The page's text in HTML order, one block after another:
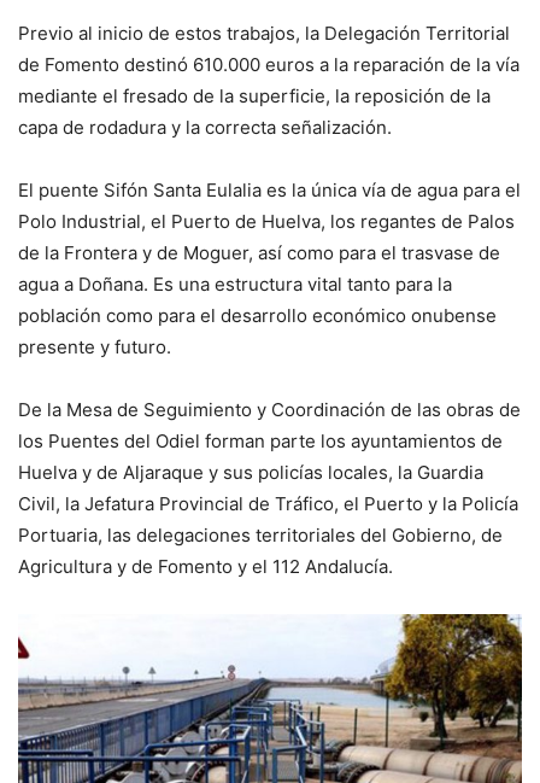
Previo al inicio de estos trabajos, la Delegación Territorial
de Fomento destinó 610.000 euros a la reparación de la vía
mediante el fresado de la superficie, la reposición de la
capa de rodadura y la correcta señalización.
El puente Sifón Santa Eulalia es la única vía de agua para el
Polo Industrial, el Puerto de Huelva, los regantes de Palos
de la Frontera y de Moguer, así como para el trasvase de
agua a Doñana. Es una estructura vital tanto para la
población como para el desarrollo económico onubense
presente y futuro.
De la Mesa de Seguimiento y Coordinación de las obras de
los Puentes del Odiel forman parte los ayuntamientos de
Huelva y de Aljaraque y sus policías locales, la Guardia
Civil, la Jefatura Provincial de Tráfico, el Puerto y la Policía
Portuaria, las delegaciones territoriales del Gobierno, de
Agricultura y de Fomento y el 112 Andalucía.